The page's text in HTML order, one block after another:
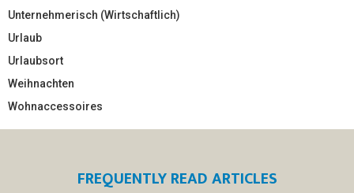
Unternehmerisch (Wirtschaftlich)
Urlaub
Urlaubsort
Weihnachten
Wohnaccessoires
FREQUENTLY READ ARTICLES